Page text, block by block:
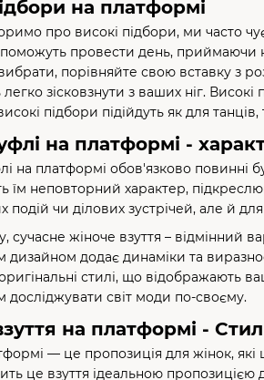
на платформі
про високі підбори, ми часто
провести день, приймаючи
порівняйте свою вставку з
зісковзнути з ваших ніг.
підбори підійдуть як для
на платформі -
на платформі обов'язково повинні
їм неповторний характер,
подій чи ділових зустрічей, але й
сучасне жіноче взуття – відмінний
дизайном додає динаміки та
стилі, що відображають
світ моди по-своєму.
на платформі -
— це пропозиція для жінок,
це взуття ідеальною пропозицією